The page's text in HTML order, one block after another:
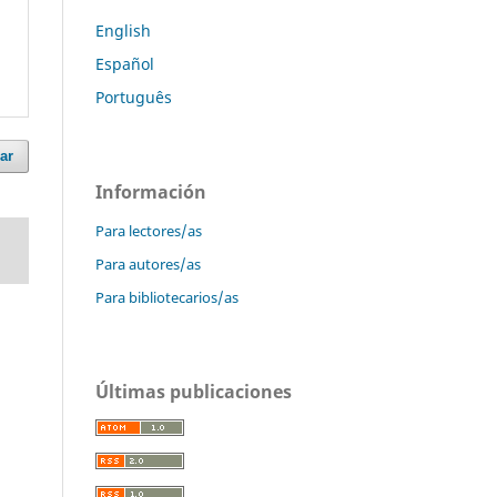
English
Español
Português
Información
Para lectores/as
Para autores/as
Para bibliotecarios/as
Últimas publicaciones